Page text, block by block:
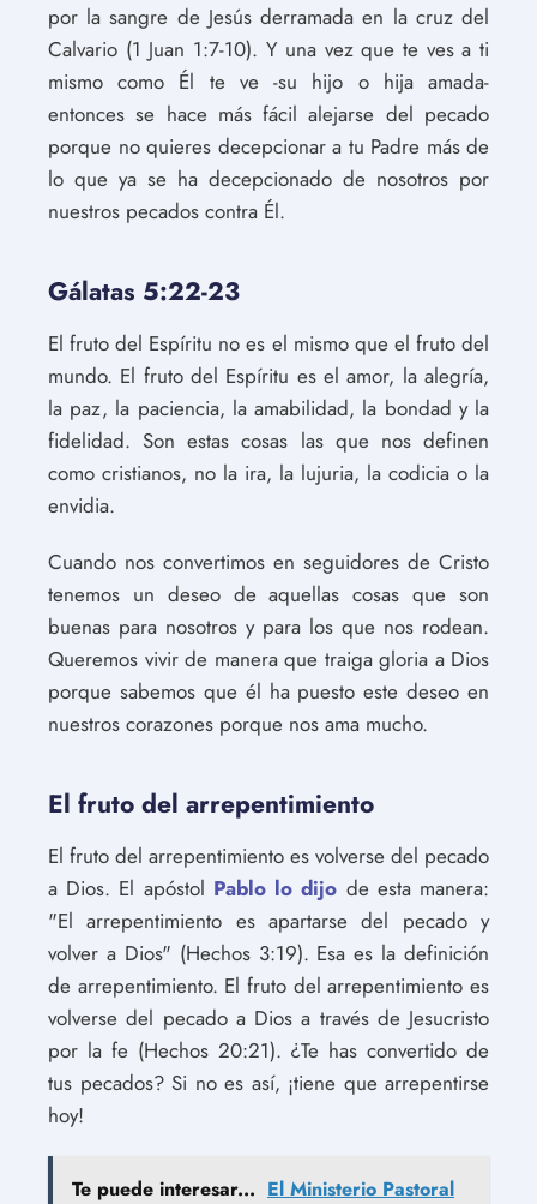
por la sangre de Jesús derramada en la cruz del
Calvario (1 Juan 1:7-10). Y una vez que te ves a ti
mismo como Él te ve -su hijo o hija amada-
entonces se hace más fácil alejarse del pecado
porque no quieres decepcionar a tu Padre más de
lo que ya se ha decepcionado de nosotros por
nuestros pecados contra Él.
Gálatas 5:22-23
El fruto del Espíritu no es el mismo que el fruto del
mundo. El fruto del Espíritu es el amor, la alegría,
la paz, la paciencia, la amabilidad, la bondad y la
fidelidad. Son estas cosas las que nos definen
como cristianos, no la ira, la lujuria, la codicia o la
envidia.
Cuando nos convertimos en seguidores de Cristo
tenemos un deseo de aquellas cosas que son
buenas para nosotros y para los que nos rodean.
Queremos vivir de manera que traiga gloria a Dios
porque sabemos que él ha puesto este deseo en
nuestros corazones porque nos ama mucho.
El fruto del arrepentimiento
El fruto del arrepentimiento es volverse del pecado
a Dios. El apóstol Pablo lo dijo de esta manera:
"El arrepentimiento es apartarse del pecado y
volver a Dios" (Hechos 3:19). Esa es la definición
de arrepentimiento. El fruto del arrepentimiento es
volverse del pecado a Dios a través de Jesucristo
por la fe (Hechos 20:21). ¿Te has convertido de
tus pecados? Si no es así, ¡tiene que arrepentirse
hoy!
Te puede interesar... El Ministerio Pastoral